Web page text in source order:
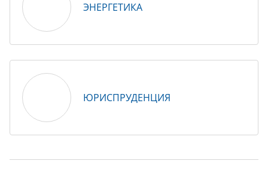
ЭНЕРГЕТИКА
ЮРИСПРУДЕНЦИЯ